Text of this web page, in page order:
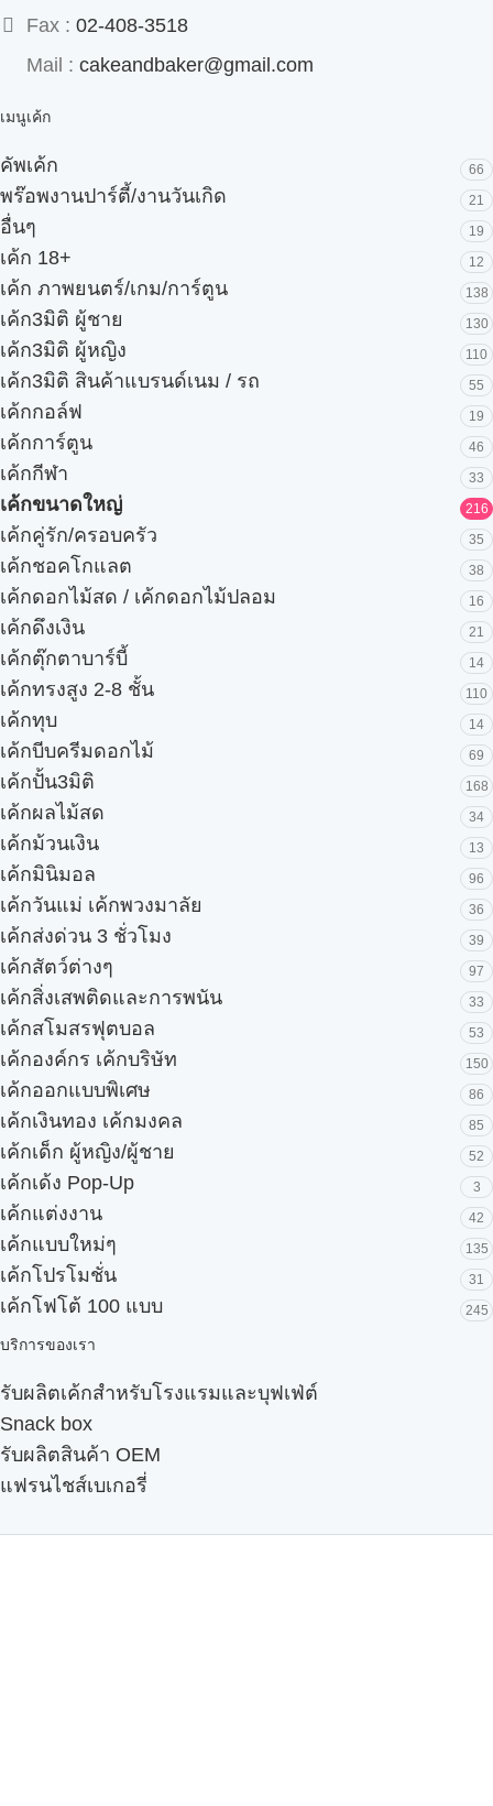
Fax : 02-408-3518
Mail : cakeandbaker@gmail.com
เมนูเค้ก
คัพเค้ก 66
พร๊อพงานปาร์ตี้/งานวันเกิด 21
อื่นๆ 19
เค้ก 18+ 12
เค้ก ภาพยนตร์/เกม/การ์ตูน 138
เค้ก3มิติ ผู้ชาย 130
เค้ก3มิติ ผู้หญิง 110
เค้ก3มิติ สินค้าแบรนด์เนม / รถ 55
เค้กกอล์ฟ 19
เค้กการ์ตูน 46
เค้กกีฬา 33
เค้กขนาดใหญ่ 216
เค้กคู่รัก/ครอบครัว 35
เค้กชอคโกแลต 38
เค้กดอกไม้สด / เค้กดอกไม้ปลอม 16
เค้กดึงเงิน 21
เค้กตุ๊กตาบาร์บี้ 14
เค้กทรงสูง 2-8 ชั้น 110
เค้กทุบ 14
เค้กบีบครีมดอกไม้ 69
เค้กปั้น3มิติ 168
เค้กผลไม้สด 34
เค้กม้วนเงิน 13
เค้กมินิมอล 96
เค้กวันแม่ เค้กพวงมาลัย 36
เค้กส่งด่วน 3 ชั่วโมง 39
เค้กสัตว์ต่างๆ 97
เค้กสิ่งเสพติดและการพนัน 33
เค้กสโมสรฟุตบอล 53
เค้กองค์กร เค้กบริษัท 150
เค้กออกแบบพิเศษ 86
เค้กเงินทอง เค้กมงคล 85
เค้กเด็ก ผู้หญิง/ผู้ชาย 52
เค้กเด้ง Pop-Up 3
เค้กแต่งงาน 42
เค้กแบบใหม่ๆ 135
เค้กโปรโมชั่น 31
เค้กโฟโต้ 100 แบบ 245
บริการของเรา
รับผลิตเค้กสำหรับโรงแรมและบุฟเฟ่ต์
Snack box
รับผลิตสินค้า OEM
แฟรนไชส์เบเกอรี่